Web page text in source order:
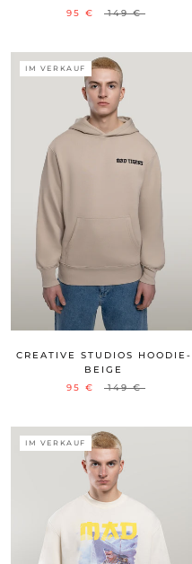
95 €
149 €
IM VERKAUF
CREATIVE STUDIOS HOODIE-
BEIGE
95 €
149 €
IM VERKAUF